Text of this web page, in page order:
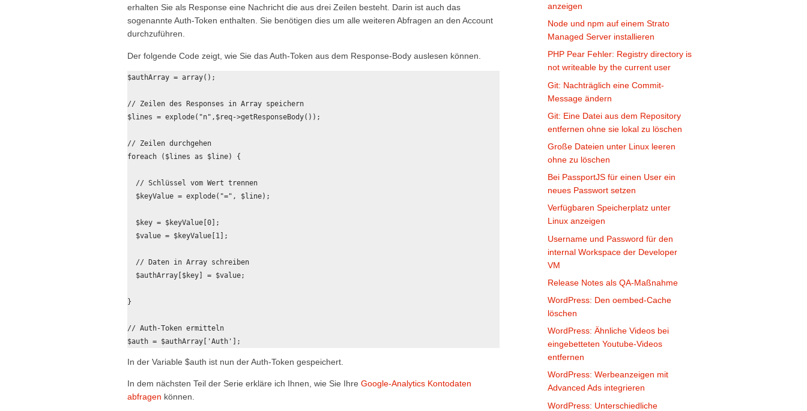
erhalten Sie als Response eine Nachricht die aus drei Zeilen besteht. Darin ist auch das
sogenannte Auth-Token enthalten. Sie benötigen dies um alle weiteren Abfragen an den Account
durchzuführen.
Der folgende Code zeigt, wie Sie das Auth-Token aus dem Response-Body auslesen können.
$authArray = array();
// Zeilen des Responses in Array speichern
$lines = explode("n",$req->getResponseBody());
// Zeilen durchgehen
foreach ($lines as $line) {
  // Schlüssel vom Wert trennen
  $keyValue = explode("=", $line);
  $key = $keyValue[0];
  $value = $keyValue[1];
  // Daten in Array schreiben
  $authArray[$key] = $value;
}
// Auth-Token ermitteln
In der Variable $auth ist nun der Auth-Token gespeichert.
In dem nächsten Teil der Serie erkläre ich Ihnen, wie Sie Ihre Google-Analytics Kontodaten
abfragen können.
anzeigen
Node und npm auf einem Strato
Managed Server installieren
PHP Pear Fehler: Registry directory is
not writeable by the current user
Git: Nachträglich eine Commit-
Message ändern
Git: Eine Datei aus dem Repository
entfernen ohne sie lokal zu löschen
Große Dateien unter Linux leeren
ohne zu löschen
Bei PassportJS für einen User ein
neues Passwort setzen
Verfügbaren Speicherplatz unter
Linux anzeigen
Username und Password für den
internal Workspace der Developer
VM
Release Notes als QA-Maßnahme
WordPress: Den oembed-Cache
löschen
WordPress: Ähnliche Videos bei
eingebetteten Youtube-Videos
entfernen
WordPress: Werbeanzeigen mit
Advanced Ads integrieren
WordPress: Unterschiedliche